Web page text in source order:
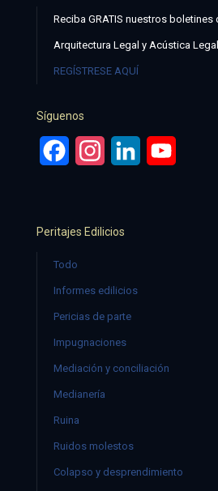
Reciba GRATIS nuestros boletines
Arquitectura Legal y Acústica
REGÍSTRESE AQUÍ
Síguenos
FacebookInstagramLinkedIn
Peritajes Edilicios
Todo
Informes edilicios
Pericias de parte
Impugnaciones
Mediación y conciliación
Medianería
Ruina
Ruidos molestos
Colapso y desprendimiento